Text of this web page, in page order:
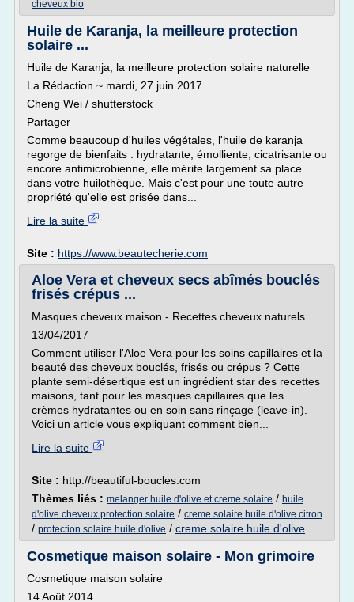
cheveux bio
Huile de Karanja, la meilleure protection
solaire ...
Huile de Karanja, la meilleure protection solaire naturelle
La Rédaction ~ mardi, 27 juin 2017
Cheng Wei / shutterstock
Partager
Comme beaucoup d'huiles végétales, l'huile de karanja
regorge de bienfaits : hydratante, émolliente, cicatrisante ou
encore antimicrobienne, elle mérite largement sa place
dans votre huilothèque. Mais c'est pour une toute autre
propriété qu'elle est prisée dans...
Lire la suite
Site : https://www.beautecherie.com
Aloe Vera et cheveux secs abîmés bouclés
frisés crépus ...
Masques cheveux maison - Recettes cheveux naturels
13/04/2017
Comment utiliser l'Aloe Vera pour les soins capillaires et la
beauté des cheveux bouclés, frisés ou crépus ? Cette
plante semi-désertique est un ingrédient star des recettes
maisons, tant pour les masques capillaires que les
crèmes hydratantes ou en soin sans rinçage (leave-in).
Voici un article vous expliquant comment bien...
Lire la suite
Site : http://beautiful-boucles.com
Thèmes liés : melanger huile d'olive et creme solaire / huile
d'olive cheveux protection solaire / creme solaire huile d'olive citron
/ protection solaire huile d'olive / creme solaire huile d'olive
Cosmetique maison solaire - Mon grimoire
Cosmetique maison solaire
14 Août 2014